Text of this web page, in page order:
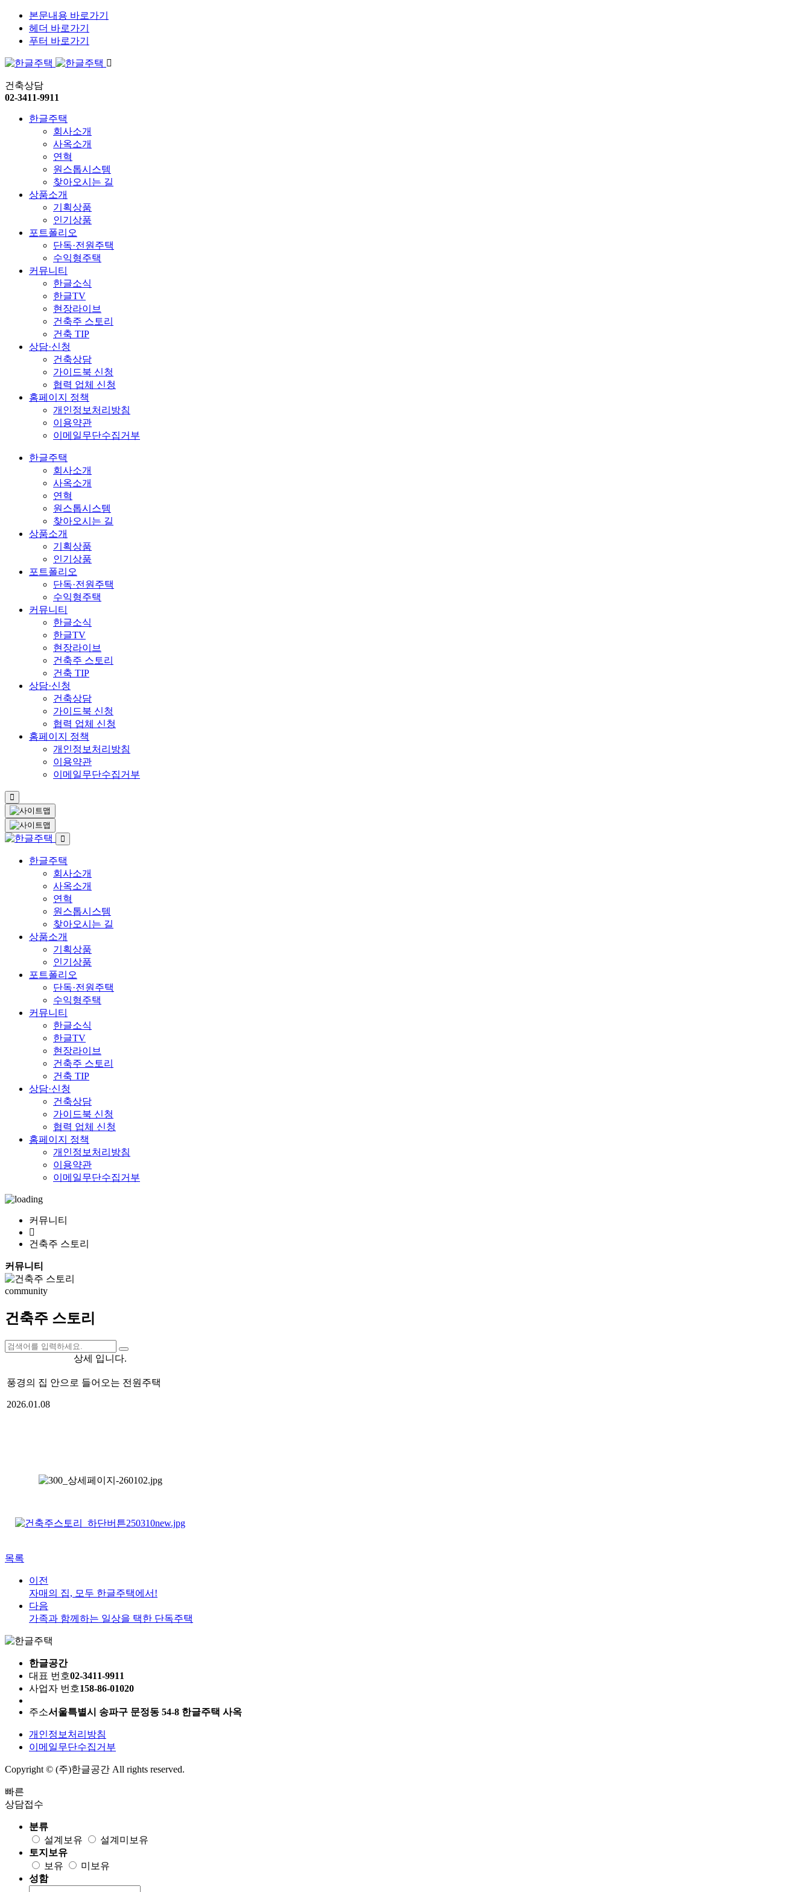
본문내용 바로가기
헤더 바로가기
푸터 바로가기
건축상담
02-3411-9911
한글주택
회사소개
사옥소개
연혁
원스톱시스템
찾아오시는 길
상품소개
기획상품
인기상품
포트폴리오
단독·전원주택
수익형주택
커뮤니티
한글소식
한글TV
현장라이브
건축주 스토리
건축 TIP
상담·신청
건축상담
가이드북 신청
협력 업체 신청
홈페이지 정책
개인정보처리방침
이용약관
이메일무단수집거부
한글주택
회사소개
사옥소개
연혁
원스톱시스템
찾아오시는 길
상품소개
기획상품
인기상품
포트폴리오
단독·전원주택
수익형주택
커뮤니티
한글소식
한글TV
현장라이브
건축주 스토리
건축 TIP
상담·신청
건축상담
가이드북 신청
협력 업체 신청
홈페이지 정책
개인정보처리방침
이용약관
이메일무단수집거부
한글주택
회사소개
사옥소개
연혁
원스톱시스템
찾아오시는 길
상품소개
기획상품
인기상품
포트폴리오
단독·전원주택
수익형주택
커뮤니티
한글소식
한글TV
현장라이브
건축주 스토리
건축 TIP
상담·신청
건축상담
가이드북 신청
협력 업체 신청
홈페이지 정책
개인정보처리방침
이용약관
이메일무단수집거부
커뮤니티
건축주 스토리
커뮤니티
community
건축주 스토리
상세 입니다.
풍경의 집 안으로 들어오는 전원주택
2026.01.08
목록
이전
자매의 집, 모두 한글주택에서!
다음
가족과 함께하는 일상을 택한 단독주택
한글공간
대표 번호02-3411-9911
사업자 번호158-86-01020
주소서울특별시 송파구 문정동 54-8 한글주택 사옥
개인정보처리방침
이메일무단수집거부
Copyright © (주)한글공간 All rights reserved.
빠른
상담접수
분류
설계보유
설계미보유
토지보유
보유
미보유
성함